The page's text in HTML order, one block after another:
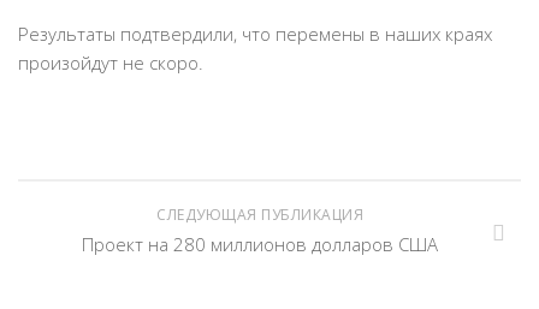
Результаты подтвердили, что перемены в наших краях
произойдут не скоро.
СЛЕДУЮЩАЯ ПУБЛИКАЦИЯ
Проект на 280 миллионов долларов США